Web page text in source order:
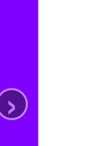
›